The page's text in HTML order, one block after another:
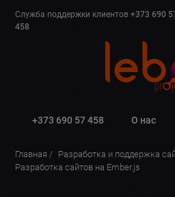
Служба поддержки клиентов+373 690
458
+373 690 57 458 О нас
Главная
Разработка и поддержка
Разработка сайтов на Ember.js